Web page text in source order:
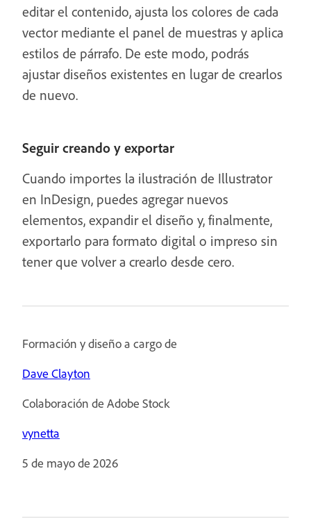
editar el contenido, ajusta los colores de cada
vector mediante el panel de muestras y aplica
estilos de párrafo. De este modo, podrás
ajustar diseños existentes en lugar de crearlos
de nuevo.
Seguir creando y exportar
Cuando importes la ilustración de Illustrator
en InDesign, puedes agregar nuevos
elementos, expandir el diseño y, finalmente,
exportarlo para formato digital o impreso sin
tener que volver a crearlo desde cero.
Formación y diseño a cargo de
Dave Clayton
Colaboración de Adobe Stock
vynetta
5 de mayo de 2026